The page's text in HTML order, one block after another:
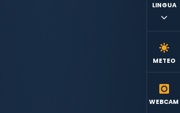
LINGUA
METEO
WEBCAM